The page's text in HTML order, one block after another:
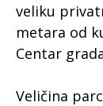
veliku
metara od
Centar
Veličina